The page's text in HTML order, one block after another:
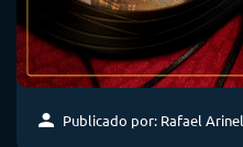
Publicado por: Rafael